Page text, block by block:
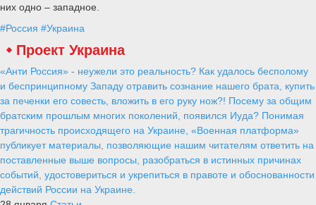
них одно – западное.
#Россия #Украина
Проект Украина
«Анти Россия» - неужели это реальность? Как удалось бесполому
и беспринципному Западу отравить сознание нашего брата, купить
за печенки его совесть, вложить в его руку нож?! Посему за общим
братским прошлым многих поколений, появился Иуда? Понимая
трагичность происходящего на Украине, «Военная платформа»
публикует материалы, позволяющие нашим читателям ответить на
поставленные выше вопросы, разобраться в истинных причинах
событий, удостовериться и укрепиться в правоте и обоснованности
действий России на Украине.